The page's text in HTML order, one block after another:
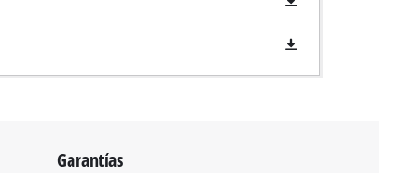
Garantías